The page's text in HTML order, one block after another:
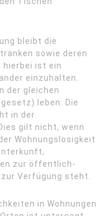
bleibt die
sowie deren
hierbei ist ein
einzuhalten.
der gleichen
leben. Die
in der
gilt nicht, wenn
Wohnungslosigkeit
zur öffentlich-
Verfügung steht.
in Wohnungen